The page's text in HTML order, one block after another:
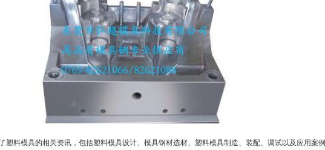
塑料模具的相关资讯，包括塑料模具设计、模具钢材选材、塑料模具制造、装配、调试以及应用案例